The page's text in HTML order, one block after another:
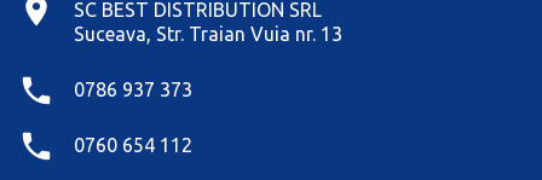
SC BEST DISTRIBUTION SRL
Suceava, Str. Traian Vuia nr. 13
0786 937 373
0760 654 112